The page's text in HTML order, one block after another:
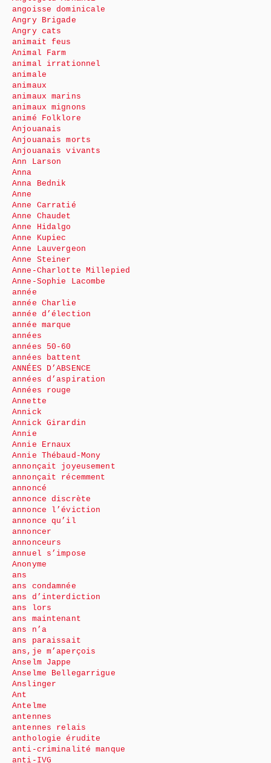
angoisse dominicale
Angry Brigade
Angry cats
animait feus
Animal Farm
animal irrationnel
animale
animaux
animaux marins
animaux mignons
animé Folklore
Anjouanais
Anjouanais morts
Anjouanais vivants
Ann Larson
Anna
Anna Bednik
Anne
Anne Carratié
Anne Chaudet
Anne Hidalgo
Anne Kupiec
Anne Lauvergeon
Anne Steiner
Anne-Charlotte Millepied
Anne-Sophie Lacombe
année
année Charlie
année d’élection
année marque
années
années 50-60
années battent
ANNÉES D’ABSENCE
années d’aspiration
Années rouge
Annette
Annick
Annick Girardin
Annie
Annie Ernaux
Annie Thébaud-Mony
annonçait joyeusement
annonçait récemment
annoncé
annonce discrète
annonce l’éviction
annonce qu’il
annoncer
annonceurs
annuel s’impose
Anonyme
ans
ans condamnée
ans d’interdiction
ans lors
ans maintenant
ans n’a
ans paraissait
ans,je m’aperçois
Anselm Jappe
Anselme Bellegarrigue
Anslinger
Ant
Antelme
antennes
antennes relais
anthologie érudite
anti-criminalité manque
anti-IVG